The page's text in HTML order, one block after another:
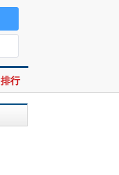
排行